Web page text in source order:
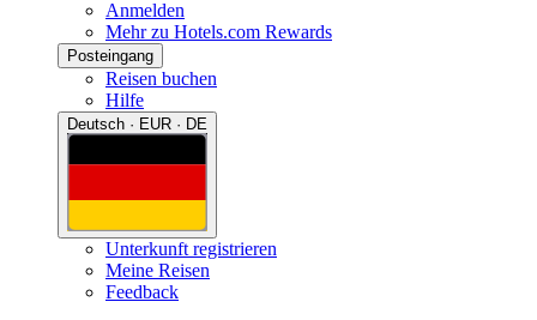
Anmelden
Mehr zu Hotels.com Rewards
Posteingang
Reisen buchen
Hilfe
Deutsch · EUR · DE
Unterkunft registrieren
Meine Reisen
Feedback